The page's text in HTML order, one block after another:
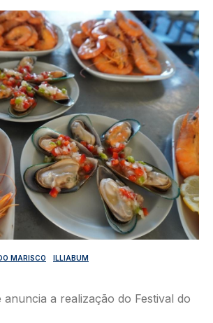
MARISCO
ILLIABUM
anuncia a realização do Festival do